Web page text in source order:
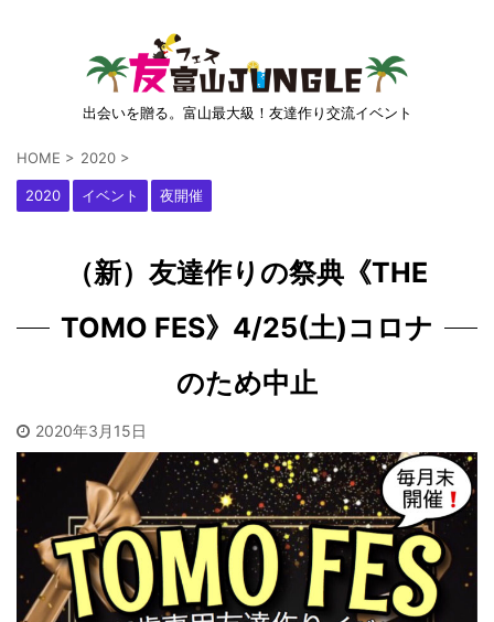
出会いを贈る。富山最大級！友達作り交流イベント
HOME > 2020 >
2020 イベント 夜開催
（新）友達作りの祭典《THE
TOMO FES》4/25(土)コロナ
のため中止
2020年3月15日